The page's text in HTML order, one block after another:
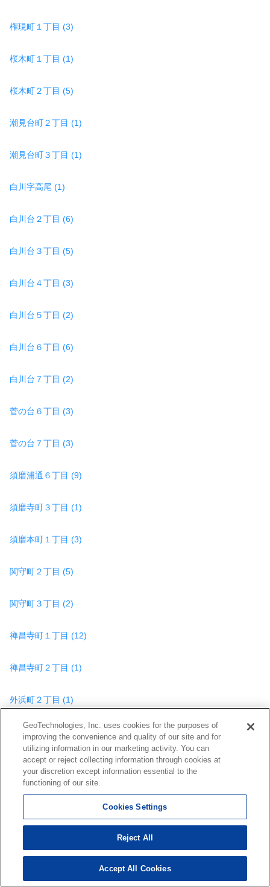
権現町１丁目 (3)
桜木町１丁目 (1)
桜木町２丁目 (5)
潮見台町２丁目 (1)
潮見台町３丁目 (1)
白川字高尾 (1)
白川台２丁目 (6)
白川台３丁目 (5)
白川台４丁目 (3)
白川台５丁目 (2)
白川台６丁目 (6)
白川台７丁目 (2)
菅の台６丁目 (3)
菅の台７丁目 (3)
須磨浦通６丁目 (9)
須磨寺町３丁目 (1)
須磨本町１丁目 (3)
関守町２丁目 (5)
関守町３丁目 (2)
禅昌寺町１丁目 (12)
禅昌寺町２丁目 (1)
外浜町２丁目 (1)
多井畑字池ノ奥口 (2)
多井畑字筋替道 (6)
高尾台２丁目 (4)
高倉台１丁目 (5)
高倉台２丁目 (2)
検索結果を見る
GeoTechnologies, Inc. uses cookies for the purposes of
improving the convenience and quality of our site and for
utilizing information in our marketing activity. You can
accept or reject collecting information through cookies at
your discretion except information essential to the
functioning of our site.
Cookies Settings
Reject All
Accept All Cookies